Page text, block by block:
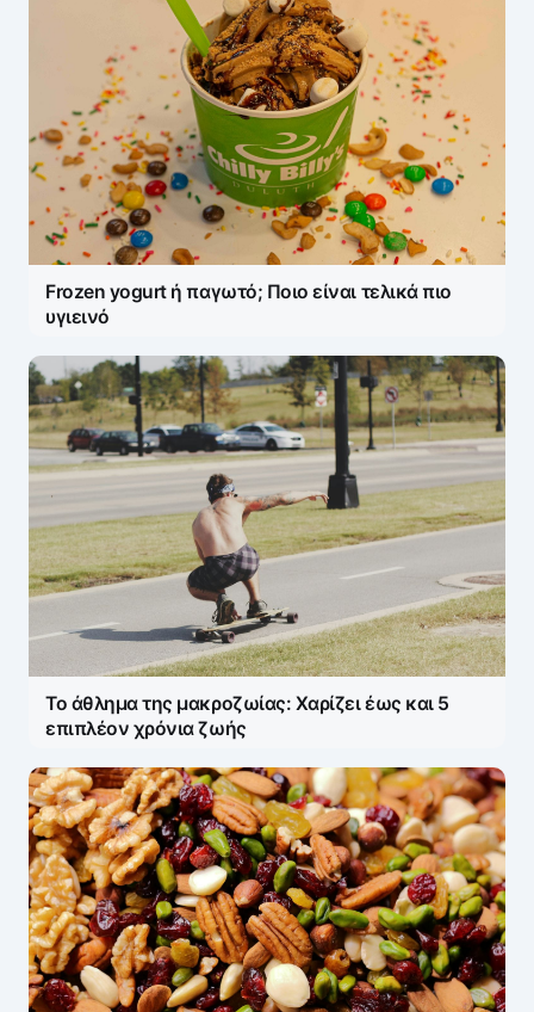
Frozen yogurt ή παγωτό; Ποιο είναι τελικά πιο
υγιεινό
Το άθλημα της μακροζωίας: Χαρίζει έως και 5
επιπλέον χρόνια ζωής